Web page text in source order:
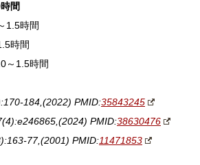
間
1.5時間
時間
～1.5時間
184,(2022) PMID:35843245
PMID:38630476
77,(2001) PMID:11471853